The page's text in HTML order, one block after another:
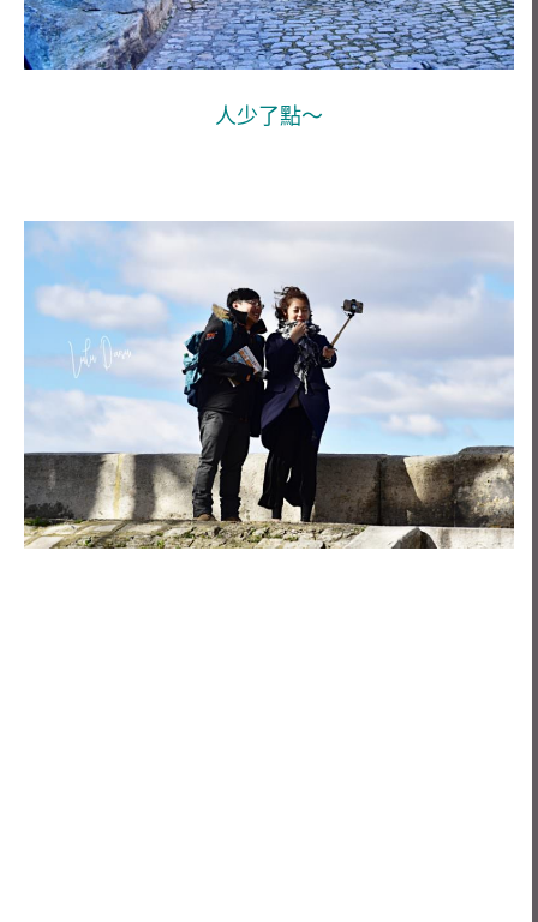
人少了點～